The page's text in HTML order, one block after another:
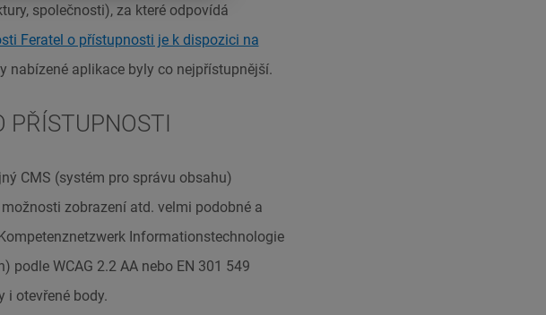
společnosti), za které odpovídá
Feratel o přístupnosti je k dispozici na
nabízené aplikace byly co nejpřístupnější.
PŘÍSTUPNOSTI
CMS (systém pro správu obsahu)
zobrazení atd. velmi podobné a
Informationstechnologie
podle WCAG 2.2 AA nebo EN 301 549
i otevřené body.